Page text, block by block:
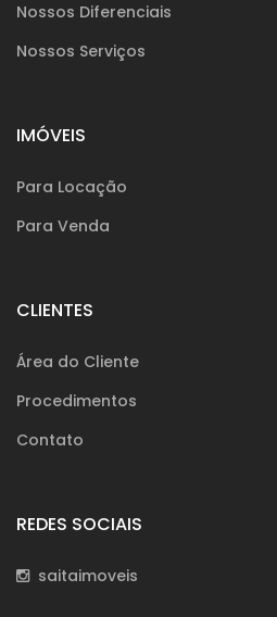
Nossos Diferenciais
Nossos Serviços
IMÓVEIS
Para Locação
Para Venda
CLIENTES
Área do Cliente
Procedimentos
Contato
REDES SOCIAIS
saitaimoveis